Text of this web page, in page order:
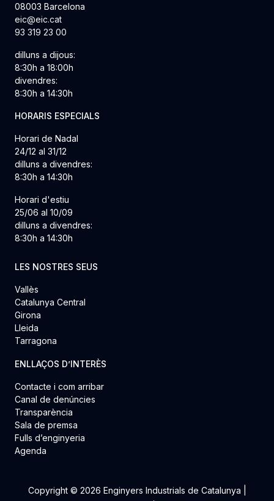
08003 Barcelona
eic@eic.cat
93 319 23 00
dilluns a dijous:
8:30h a 18:00h
divendres:
8:30h a 14:30h
HORARIS ESPECIALS
Horari de Nadal
24/12 al 31/12
dilluns a divendres:
8:30h a 14:30h
Horari d'estiu
25/06 al 10/09
dilluns a divendres:
8:30h a 14:30h
LES NOSTRES SEUS
Vallès
Catalunya Central
Girona
Lleida
Tarragona
ENLLAÇOS D’INTERÈS
Contacte i com arribar
Canal de denúncies
Transparència
Sala de premsa
Fulls d’enginyeria
Agenda
Copyright © 2026 Enginyers Industrials de Catalunya |